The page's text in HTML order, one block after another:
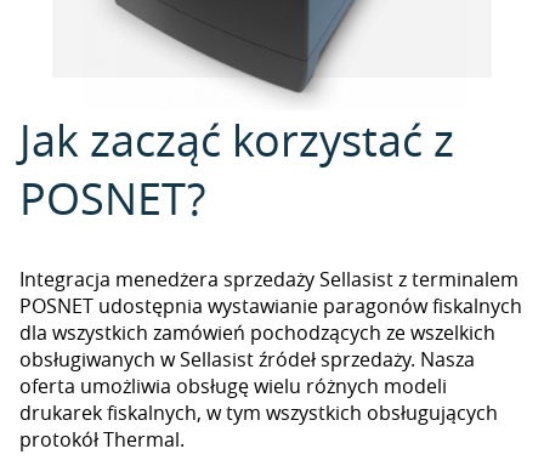
Jak zacząć korzystać z
POSNET?
Integracja menedżera sprzedaży Sellasist z terminalem
POSNET udostępnia wystawianie paragonów fiskalnych
dla wszystkich zamówień pochodzących ze wszelkich
obsługiwanych w Sellasist źródeł sprzedaży. Nasza
oferta umożliwia obsługę wielu różnych modeli
drukarek fiskalnych, w tym wszystkich obsługujących
protokół Thermal.